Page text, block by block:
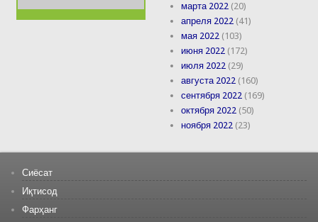
марта 2022 (20)
апреля 2022 (41)
мая 2022 (103)
июня 2022 (172)
июля 2022 (29)
августа 2022 (160)
сентября 2022 (169)
октября 2022 (50)
ноября 2022 (23)
Сиёсат
Иқтисод
Фарҳанг